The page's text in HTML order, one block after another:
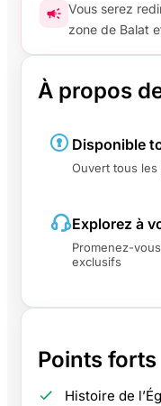
Vous serez
zone de Balat
À propos
Disponible
Ouvert tous
Explorez à
Promenez-
exclusifs
Points forts
Histoire de